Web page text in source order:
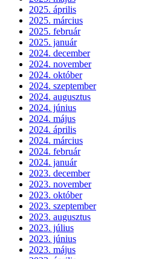
2025. április
2025. március
2025. február
2025. január
2024. december
2024. november
2024. október
2024. szeptember
2024. augusztus
2024. június
2024. május
2024. április
2024. március
2024. február
2024. január
2023. december
2023. november
2023. október
2023. szeptember
2023. augusztus
2023. július
2023. június
2023. május